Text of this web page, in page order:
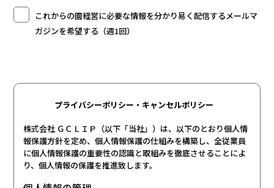
これからの園経営に必要な情報を分かり易く配信するメールマ
ガジンを希望する（週1回）
プライバシーポリシー・キャンセルポリシー
株式会社 ＧＣＬＩＰ（以下「当社」）は、以下のとおり個人情
報保護方針を定め、個人情報保護の仕組みを構築し、全従業員
に個人情報保護の重要性の認識と取組みを徹底させることによ
り、個人情報の保護を推進致します。